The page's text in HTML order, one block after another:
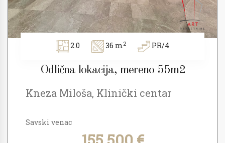
2.0 36 m2 PR/4
Odlična lokacija, mereno 55m2
Kneza Miloša, Klinički centar
Savski venac